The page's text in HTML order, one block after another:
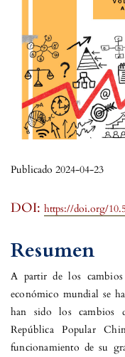
DOI: https://doi.org/
Publicado 2024-04-23
Resumen
A partir de los
económico mundial se
han sido los cambios
República Popular
funcionamiento de su